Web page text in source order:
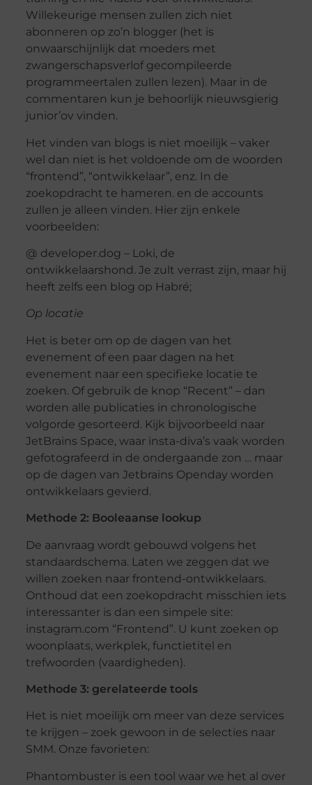
Willekeurige mensen zullen zich niet
abonneren op zo’n blogger (het is
onwaarschijnlijk dat moeders met
zwangerschapsverlof gecompileerde
programmeertalen zullen lezen). Maar in de
commentaren kun je behoorlijk nieuwsgierig
junior’ov vinden.
Het vinden van blogs is niet moeilijk – vaker
wel dan niet is het voldoende om de woorden
“frontend”, “ontwikkelaar”, enz. In de
zoekopdracht te hameren. en de accounts
zullen je alleen vinden. Hier zijn enkele
voorbeelden:
@ developer.dog – Loki, de
ontwikkelaarshond. Je zult verrast zijn, maar hij
heeft zelfs een blog op Habré;
Op locatie
Het is beter om op de dagen van het
evenement of een paar dagen na het
evenement naar een specifieke locatie te
zoeken. Of gebruik de knop “Recent” – dan
worden alle publicaties in chronologische
volgorde gesorteerd. Kijk bijvoorbeeld naar
JetBrains Space, waar insta-diva’s vaak worden
gefotografeerd in de ondergaande zon … maar
op de dagen van Jetbrains Openday worden
ontwikkelaars gevierd.
Methode 2: Booleaanse lookup
De aanvraag wordt gebouwd volgens het
standaardschema. Laten we zeggen dat we
willen zoeken naar frontend-ontwikkelaars.
Onthoud dat een zoekopdracht misschien iets
interessanter is dan een simpele site:
instagram.com “Frontend”. U kunt zoeken op
woonplaats, werkplek, functietitel en
trefwoorden (vaardigheden).
Methode 3: gerelateerde tools
Het is niet moeilijk om meer van deze services
te krijgen – zoek gewoon in de selecties naar
SMM. Onze favorieten:
Phantombuster is een tool waar we het al over